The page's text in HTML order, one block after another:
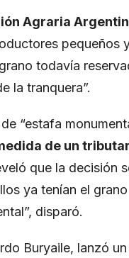
Agraria
pequeños
todavía
la tranquera”.
“estafa
de un
que la decisión
ya tenían el
disparó.
Buryaile, lanzó